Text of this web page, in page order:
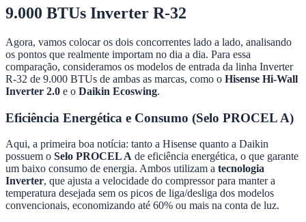
9.000 BTUs Inverter R-32
Agora, vamos colocar os dois concorrentes lado a lado, analisando
os pontos que realmente importam no dia a dia. Para essa
comparação, consideramos os modelos de entrada da linha Inverter
R-32 de 9.000 BTUs de ambas as marcas, como o Hisense Hi-Wall
Inverter 2.0 e o Daikin Ecoswing.
Eficiência Energética e Consumo (Selo PROCEL A)
Aqui, a primeira boa notícia: tanto a Hisense quanto a Daikin
possuem o Selo PROCEL A de eficiência energética, o que garante
um baixo consumo de energia. Ambos utilizam a tecnologia
Inverter, que ajusta a velocidade do compressor para manter a
temperatura desejada sem os picos de liga/desliga dos modelos
convencionais, economizando até 60% ou mais na conta de luz.